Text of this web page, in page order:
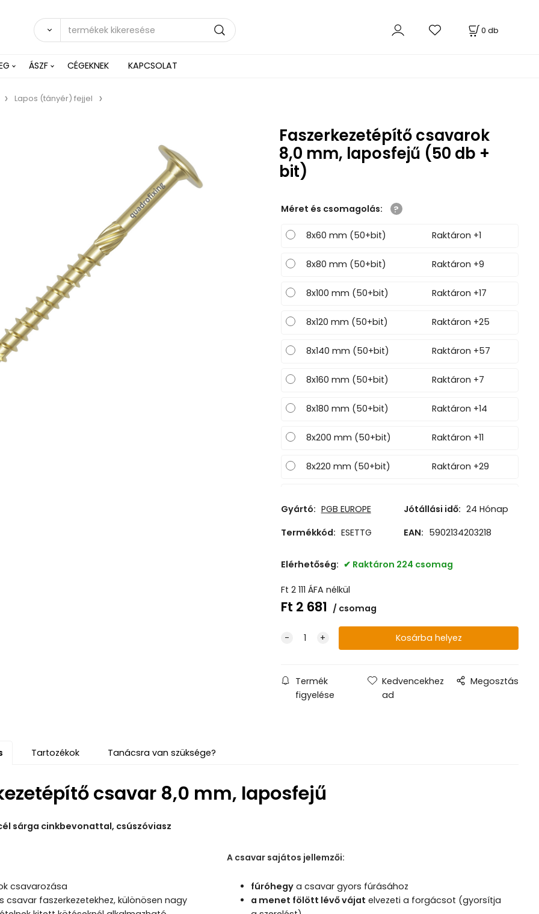
0 db
ÁSZF CÉGEKNEK KAPCSOLAT
Lapos (tányér) fejjel
Faszerkezetépítő csavarok
8,0 mm, laposfejű (50 db +
bit)
Méret és csomagolás:
8x60 mm (50+bit) Raktáron +1
8x80 mm (50+bit) Raktáron +9
8x100 mm (50+bit) Raktáron +17
8x120 mm (50+bit) Raktáron +25
8x140 mm (50+bit) Raktáron +57
8x160 mm (50+bit) Raktáron +7
8x180 mm (50+bit) Raktáron +14
8x200 mm (50+bit) Raktáron +11
8x220 mm (50+bit) Raktáron +29
8x300 mm (50+bit)
8x320 mm (50+bit)
8x340 mm (50+bit) Raktáron +2
8x380 mm (50+bit)
Gyártó: PGB EUROPE Jótállási idő: 24 Hónap
Termékkód: ESETTG EAN: 5902134203218
Elérhetőség: Raktáron 224 csomag
Ft 2 111 ÁFA nélkül
Ft 2 681 csomag
Termék
figyelése
Kedvencekhez
ad
Megosztás
Tartozékok Tanácsra van szüksége?
csavar 8,0 mm, laposfejű
sárga cinkbevonattal, csúszóviasz
csavarozása
csavar faszerkezetekhez, különösen nagy
A csavar sajátos jellemzői:
fúróhegy a csavar gyors fúrásához
a menet fölött lévő vájat elvezeti a forgácsot (gyorsítja